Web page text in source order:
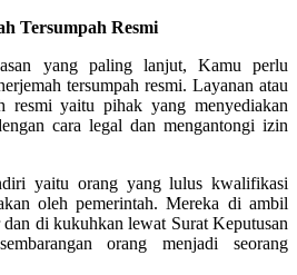
Tersumpah Resmi
yang paling lanjut, Kamu perlu
tersumpah resmi. Layanan atau
resmi yaitu pihak yang menyediakan
cara legal dan mengantongi izin
yaitu orang yang lulus kwalifikasi
oleh pemerintah. Mereka di ambil
di kukuhkan lewat Surat Keputusan
orang menjadi seorang